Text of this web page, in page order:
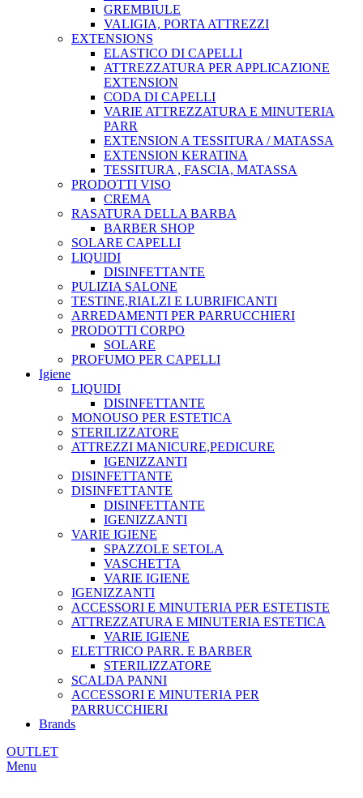
GREMBIULE
VALIGIA, PORTA ATTREZZI
EXTENSIONS
ELASTICO DI CAPELLI
ATTREZZATURA PER APPLICAZIONE
EXTENSION
CODA DI CAPELLI
VARIE ATTREZZATURA E MINUTERIA
PARR
EXTENSION A TESSITURA / MATASSA
EXTENSION KERATINA
TESSITURA , FASCIA, MATASSA
PRODOTTI VISO
CREMA
RASATURA DELLA BARBA
BARBER SHOP
SOLARE CAPELLI
LIQUIDI
DISINFETTANTE
PULIZIA SALONE
TESTINE,RIALZI E LUBRIFICANTI
ARREDAMENTI PER PARRUCCHIERI
PRODOTTI CORPO
SOLARE
PROFUMO PER CAPELLI
Igiene
LIQUIDI
DISINFETTANTE
MONOUSO PER ESTETICA
STERILIZZATORE
ATTREZZI MANICURE,PEDICURE
IGENIZZANTI
DISINFETTANTE
DISINFETTANTE
DISINFETTANTE
IGENIZZANTI
VARIE IGIENE
SPAZZOLE SETOLA
VASCHETTA
VARIE IGIENE
IGENIZZANTI
ACCESSORI E MINUTERIA PER ESTETISTE
ATTREZZATURA E MINUTERIA ESTETICA
VARIE IGIENE
ELETTRICO PARR. E BARBER
STERILIZZATORE
SCALDA PANNI
ACCESSORI E MINUTERIA PER
PARRUCCHIERI
Brands
OUTLET
Menu